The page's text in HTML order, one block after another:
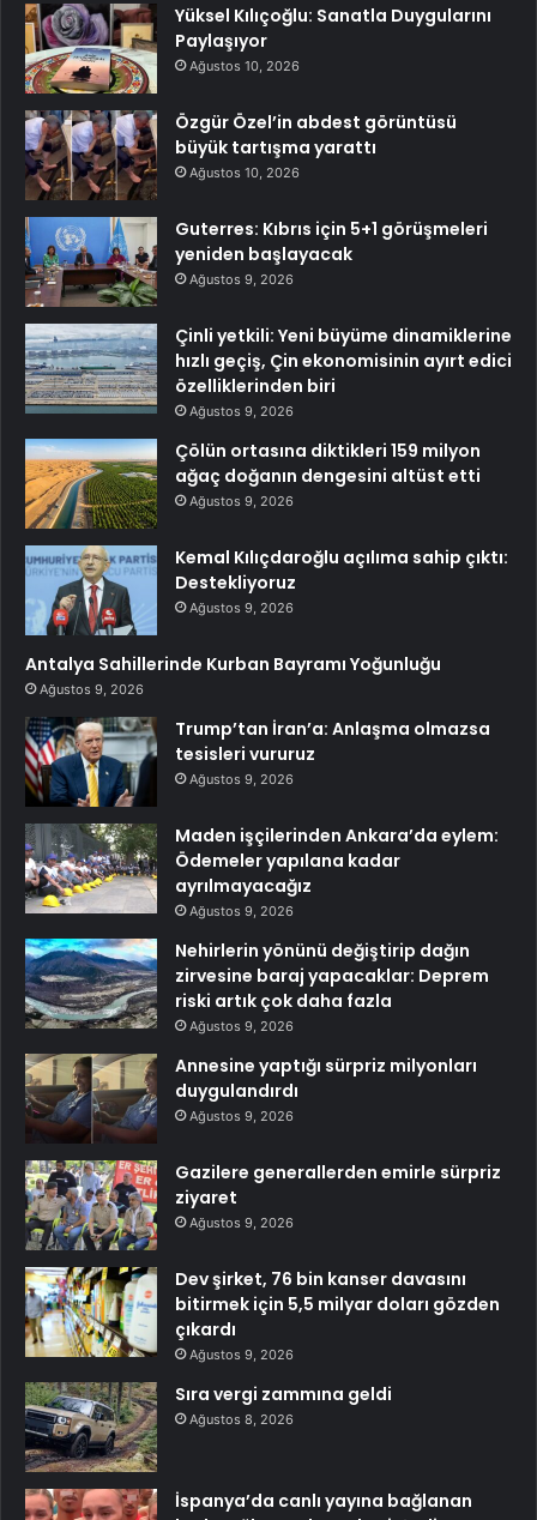
Yüksel Kılıçoğlu: Sanatla Duygularını
Paylaşıyor
Ağustos 10, 2026
Özgür Özel’in abdest görüntüsü
büyük tartışma yarattı
Ağustos 10, 2026
Guterres: Kıbrıs için 5+1 görüşmeleri
yeniden başlayacak
Ağustos 9, 2026
Çinli yetkili: Yeni büyüme dinamiklerine
hızlı geçiş, Çin ekonomisinin ayırt edici
özelliklerinden biri
Ağustos 9, 2026
Çölün ortasına diktikleri 159 milyon
ağaç doğanın dengesini altüst etti
Ağustos 9, 2026
Kemal Kılıçdaroğlu açılıma sahip çıktı:
Destekliyoruz
Ağustos 9, 2026
Antalya Sahillerinde Kurban Bayramı Yoğunluğu
Ağustos 9, 2026
Trump’tan İran’a: Anlaşma olmazsa
tesisleri vururuz
Ağustos 9, 2026
Maden işçilerinden Ankara’da eylem:
Ödemeler yapılana kadar
ayrılmayacağız
Ağustos 9, 2026
Nehirlerin yönünü değiştirip dağın
zirvesine baraj yapacaklar: Deprem
riski artık çok daha fazla
Ağustos 9, 2026
Annesine yaptığı sürpriz milyonları
duygulandırdı
Ağustos 9, 2026
Gazilere generallerden emirle sürpriz
ziyaret
Ağustos 9, 2026
Dev şirket, 76 bin kanser davasını
bitirmek için 5,5 milyar doları gözden
çıkardı
Ağustos 9, 2026
Sıra vergi zammına geldi
Ağustos 8, 2026
İspanya’da canlı yayına bağlanan